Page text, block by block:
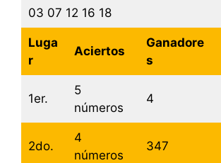
03 07 12 16 18
Luga
r
Aciertos
Ganadore
s
1er.
5
números
4
2do.
4
números
347